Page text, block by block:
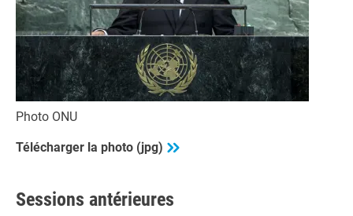
Photo ONU
Télécharger la photo (jpg)
Sessions antérieures